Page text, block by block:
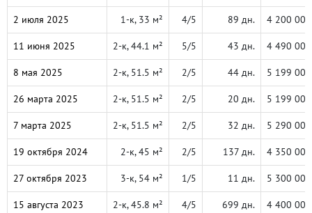
2 июля 2025 1-к, 33 м² 4/5 89 дн. 4 200 000
11 июня 2025 2-к, 44.1 м² 5/5 43 дн. 4 490 000
8 мая 2025 2-к, 51.5 м² 2/5 44 дн. 5 199 000
26 марта 2025 2-к, 51.5 м² 2/5 20 дн. 5 199 000
7 марта 2025 2-к, 51.5 м² 2/5 32 дн. 5 290 000
19 октября 2024 2-к, 45 м² 2/5 137 дн. 4 350 000
27 октября 2023 3-к, 54 м² 1/5 11 дн. 5 300 000
15 августа 2023 2-к, 45.8 м² 4/5 699 дн. 4 400 000